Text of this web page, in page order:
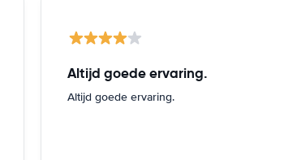
Altijd goede ervaring.
Altijd goede ervaring.